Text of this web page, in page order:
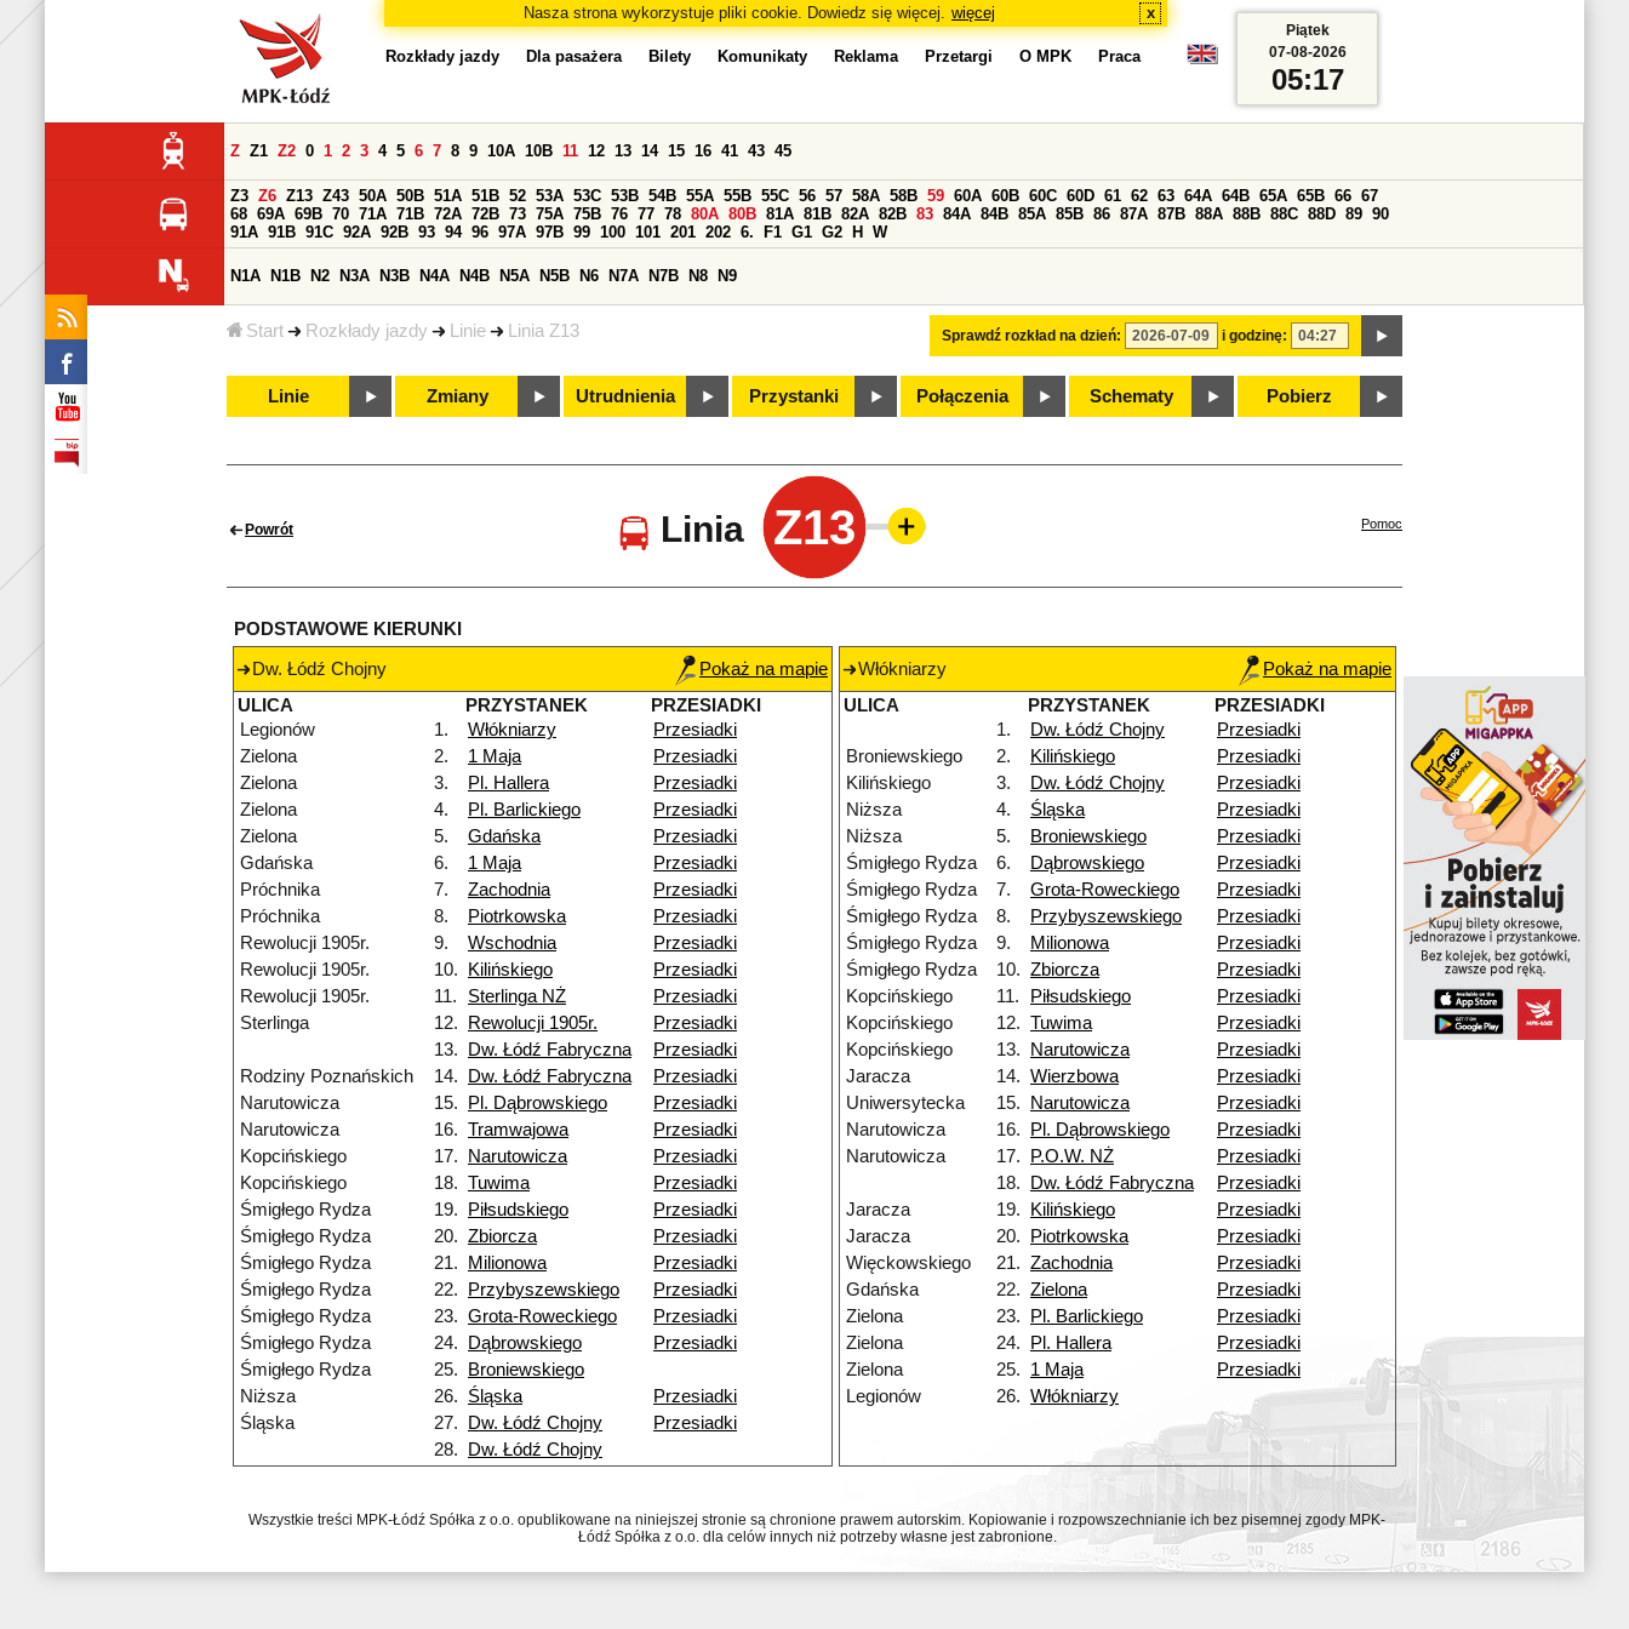
Nasza strona wykorzystuje pliki cookie. Dowiedz się więcej. więcej x
Start Rozkłady jazdy Linie Linia Z13
Rozkłady jazdy Dla pasażera Bilety Komunikaty Reklama Przetargi O MPK Praca
Sprawdź rozkład na dzień: i godzinę:
Z Z1 Z2 0 1 2 3 4 5 6 7 8 9 10A 10B 11 12 13 14 15 16 41 43 45
Z3 Z6 Z13 Z43 50A 50B 51A 51B 52 53A 53C 53B 54B 55A 55B 55C 56 57 58A 58B 59 60A 60B 60C 60D 61 62 63 64A 64B 65A 65B 66 67
68 69A 69B 70 71A 71B 72A 72B 73 75A 75B 76 77 78 80A 80B 81A 81B 82A 82B 83 84A 84B 85A 85B 86 87A 87B 88A 88B 88C 88D 89 90
91A 91B 91C 92A 92B 93 94 96 97A 97B 99 100 101 201 202 6. F1 G1 G2 H W
N1A N1B N2 N3A N3B N4A N4B N5A N5B N6 N7A N7B N8 N9
Linie Zmiany Utrudnienia Przystanki Połączenia Schematy Pobierz
Piątek
07-08-2026
05:17
Powrót Linia Z13 Pomoc
PODSTAWOWE KIERUNKI
Dw. Łódź Chojny
Pokaż na mapie
ULICA
PRZYSTANEK
PRZESIADKI
Legionów
1. Włókniarzy
Przesiadki
Zielona
2. 1 Maja
Przesiadki
Zielona
3. Pl. Hallera
Przesiadki
Zielona
4. Pl. Barlickiego
Przesiadki
Zielona
5. Gdańska
Przesiadki
Gdańska
6. 1 Maja
Przesiadki
Próchnika
7. Zachodnia
Przesiadki
Próchnika
8. Piotrkowska
Przesiadki
Rewolucji 1905r.
9. Wschodnia
Przesiadki
Rewolucji 1905r.
10. Kilińskiego
Przesiadki
Rewolucji 1905r.
11. Sterlinga NŻ
Przesiadki
Sterlinga
12. Rewolucji 1905r.
Przesiadki
13.
Dw. Łódź Fabryczna
Przesiadki
Rodziny Poznańskich
14. Dw. Łódź Fabryczna
Przesiadki
Narutowicza
15. Pl. Dąbrowskiego
Przesiadki
Narutowicza
16. Tramwajowa
Przesiadki
Kopcińskiego
17. Narutowicza
Przesiadki
Kopcińskiego
18. Tuwima
Przesiadki
Śmigłego Rydza
19. Piłsudskiego
Przesiadki
Śmigłego Rydza
20. Zbiorcza
Przesiadki
Śmigłego Rydza
21. Milionowa
Przesiadki
Śmigłego Rydza
22. Przybyszewskiego
Przesiadki
Śmigłego Rydza
23. Grota-Roweckiego
Przesiadki
Śmigłego Rydza
24. Dąbrowskiego
Przesiadki
Śmigłego Rydza
25.
Broniewskiego
Niższa
26. Śląska
Przesiadki
Śląska
27. Dw. Łódź Chojny
Przesiadki
28.
Dw. Łódź Chojny
Włókniarzy
Pokaż na mapie
ULICA
PRZYSTANEK
PRZESIADKI
1.
Dw. Łódź Chojny
Przesiadki
Broniewskiego
2. Kilińskiego
Przesiadki
Kilińskiego
3. Dw. Łódź Chojny
Przesiadki
Niższa
4. Śląska
Przesiadki
Niższa
5. Broniewskiego
Przesiadki
Śmigłego Rydza
6. Dąbrowskiego
Przesiadki
Śmigłego Rydza
7. Grota-Roweckiego
Przesiadki
Śmigłego Rydza
8. Przybyszewskiego
Przesiadki
Śmigłego Rydza
9. Milionowa
Przesiadki
Śmigłego Rydza
10. Zbiorcza
Przesiadki
Kopcińskiego
11. Piłsudskiego
Przesiadki
Kopcińskiego
12. Tuwima
Przesiadki
Kopcińskiego
13. Narutowicza
Przesiadki
Jaracza
14. Wierzbowa
Przesiadki
Uniwersytecka
15. Narutowicza
Przesiadki
Narutowicza
16. Pl. Dąbrowskiego
Przesiadki
Narutowicza
17. P.O.W. NŻ
Przesiadki
18.
Dw. Łódź Fabryczna
Przesiadki
Jaracza
19. Kilińskiego
Przesiadki
Jaracza
20. Piotrkowska
Przesiadki
Więckowskiego
21. Zachodnia
Przesiadki
Gdańska
22. Zielona
Przesiadki
Zielona
23. Pl. Barlickiego
Przesiadki
Zielona
24. Pl. Hallera
Przesiadki
Zielona
25. 1 Maja
Przesiadki
Legionów
26. Włókniarzy
Wszystkie treści MPK-Łódź Spółka z o.o. opublikowane na niniejszej stronie są chronione prawem autorskim. Kopiowanie i rozpowszechnianie ich bez pisemnej zgody MPK-
Łódź Spółka z o.o. dla celów innych niż potrzeby własne jest zabronione.